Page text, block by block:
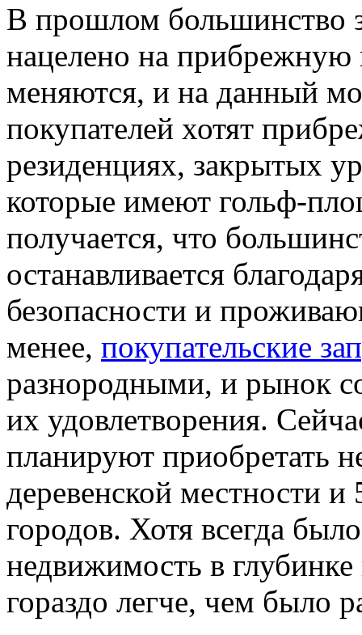
В прошлом большинство
нацелено на
меняются, и на данный
покупателей хотят
резиденциях, закрытых
которые имеют гольф-
получается, что
останавливается
безопасности и
менее, покупательские
разнородными, и рынок
их удовлетворения.
планируют приобретать
деревенской местности
городов. Хотя всегда
недвижимость в глубинке
гораздо легче, чем было